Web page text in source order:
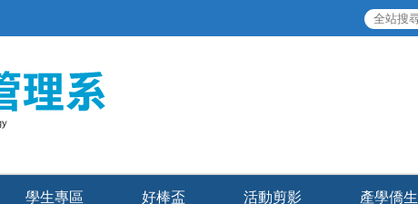
學生專區 好棒盃 活動剪影 產學僑